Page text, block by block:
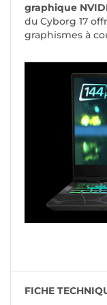
graphique
du Cyborg 17
graphismes à
FICHE